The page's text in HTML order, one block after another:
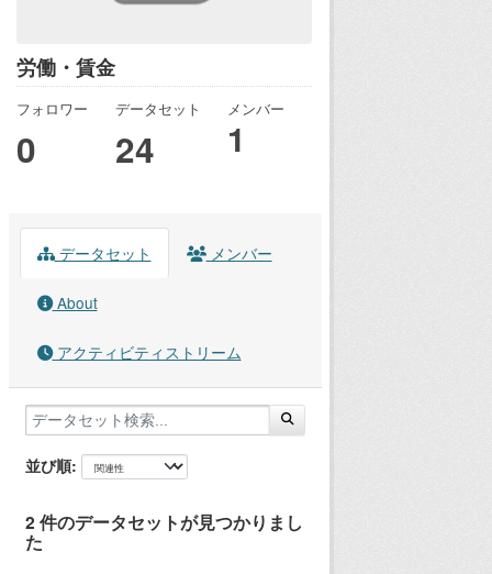
労働・賃金
フォロワー
0
データセット
24
メンバー
1
データセット メンバー
About
アクティビティストリーム
並び順
2 件のデータセットが見つかりまし
た